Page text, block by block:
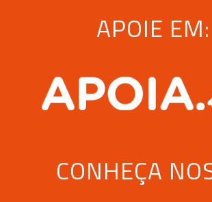
APOIE EM:
CONHEÇA